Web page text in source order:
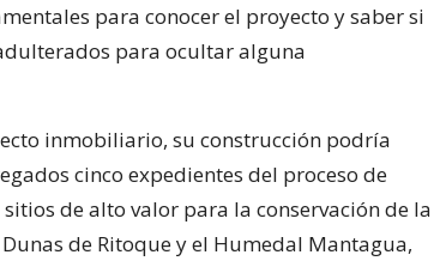
para conocer el proyecto y saber si
para ocultar alguna
inmobiliario, su construcción podría
cinco expedientes del proceso de
de alto valor para la conservación de la
de Ritoque y el Humedal Mantagua,